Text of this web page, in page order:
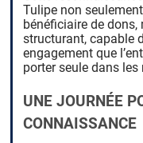
Tulipe non
bénéficiaire de
structurant, capable
engagement que
porter seule dans
UNE JOURNÉE
CONNAISSANCE